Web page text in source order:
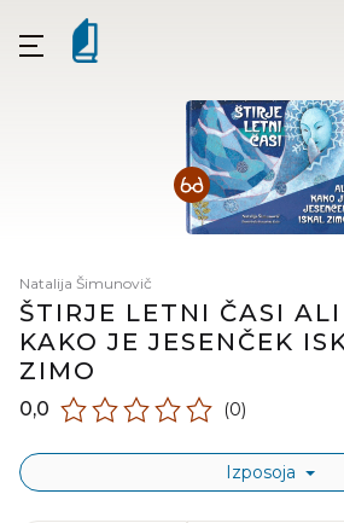
Natalija Šimunovič
ŠTIRJE LETNI ČASI ALI
KAKO JE JESENČEK
ZIMO
0,0 (0)
Izposoja